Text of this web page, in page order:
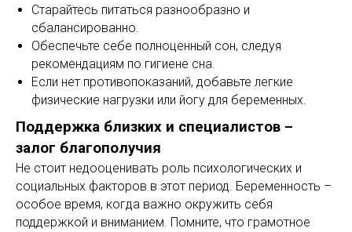
Старайтесь питаться разнообразно и
сбалансированно.
Обеспечьте себе полноценный сон, следуя
рекомендациям по гигиене сна.
Если нет противопоказаний, добавьте легкие
физические нагрузки или йогу для беременных.
Поддержка близких и специалистов –
залог благополучия
Не стоит недооценивать роль психологических и
социальных факторов в этот период. Беременность –
особое время, когда важно окружить себя
поддержкой и вниманием. Помните, что грамотное